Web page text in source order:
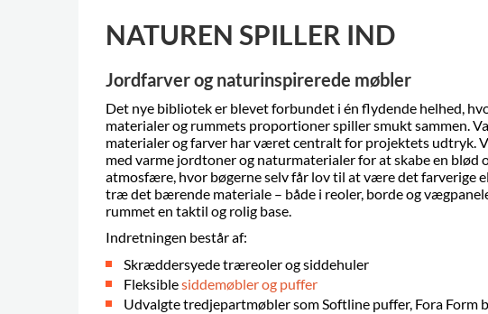
NATUREN SPILLER IND
Jordfarver og naturinspirerede møbler
Det nye bibliotek er blevet forbundet i én flydende helhed,
materialer og rummets proportioner spiller smukt sammen.
materialer og farver har været centralt for projektets udtryk.
med varme jordtoner og naturmaterialer for at skabe en blød
atmosfære, hvor bøgerne selv får lov til at være det farverige
træ det bærende materiale – både i reoler, borde og
rummet en taktil og rolig base.
Indretningen består af:
Skræddersyede træreoler og siddehuler
Fleksiblesiddemøbler og puffer
Udvalgte tredjepartmøbler som Softline puffer, Fora Form